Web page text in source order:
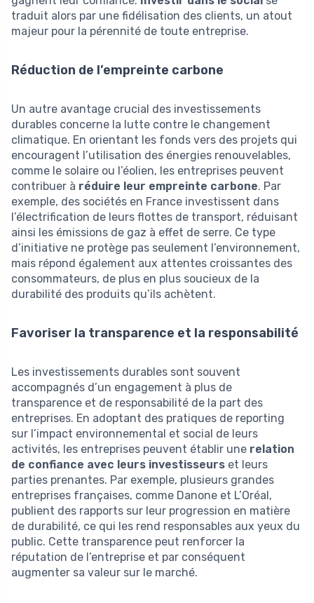
traduit alors par une fidélisation des clients, un atout
majeur pour la pérennité de toute entreprise.
Réduction de l’empreinte carbone
Un autre avantage crucial des investissements
durables concerne la lutte contre le changement
climatique. En orientant les fonds vers des projets qui
encouragent l’utilisation des énergies renouvelables,
comme le solaire ou l’éolien, les entreprises peuvent
contribuer à réduire leur empreinte carbone. Par
exemple, des sociétés en France investissent dans
l’électrification de leurs flottes de transport, réduisant
ainsi les émissions de gaz à effet de serre. Ce type
d’initiative ne protège pas seulement l’environnement,
mais répond également aux attentes croissantes des
consommateurs, de plus en plus soucieux de la
durabilité des produits qu’ils achètent.
Favoriser la transparence et la responsabilité
Les investissements durables sont souvent
accompagnés d’un engagement à plus de
transparence et de responsabilité de la part des
entreprises. En adoptant des pratiques de reporting
sur l’impact environnemental et social de leurs
activités, les entreprises peuvent établir une relation
de confiance avec leurs investisseurs et leurs
parties prenantes. Par exemple, plusieurs grandes
entreprises françaises, comme Danone et L’Oréal,
publient des rapports sur leur progression en matière
de durabilité, ce qui les rend responsables aux yeux du
public. Cette transparence peut renforcer la
réputation de l’entreprise et par conséquent
augmenter sa valeur sur le marché.